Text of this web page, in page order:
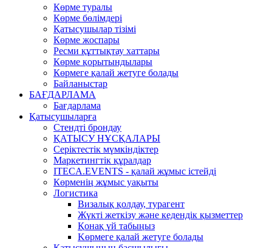
Көрме туралы
Көрме бөлімдері
Қатысушылар тізімі
Көрме жоспары
Ресми құттықтау хаттары
Көрме қорытындылары
Көрмеге қалай жетуге болады
Байланыстар
БАҒДАРЛАМА
Бағдарлама
Қатысушыларға
Стендті брондау
ҚАТЫСУ НҰСҚАЛАРЫ
Серіктестік мүмкіндіктер
Маркетингтік құралдар
ITECA.EVENTS - қалай жұмыс істейді
Көрменің жұмыс уақыты
Логистика
Визалық қолдау, турагент
Жүкті жеткізу және кедендік қызметтер
Қонақ үй табыңыз
Kөрмеге қалай жетуге болады